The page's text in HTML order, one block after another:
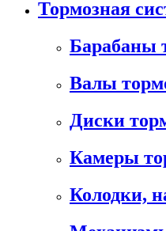
Тормозная
Барабаны
Валы
Диски
Камеры
Колодки,